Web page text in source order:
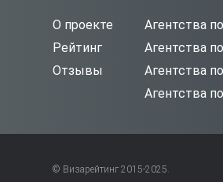
О проекте
Рейтинг
Отзывы
Агентства
Агентства
Агентства
Агентства
© Визарейтинг 2015-2025.